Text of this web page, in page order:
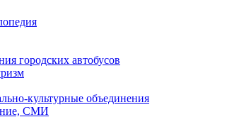
городских автобусов
культурные объединения
СМИ